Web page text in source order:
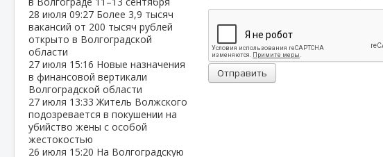
28 июля 09:27 Более 3,9 тысяч
вакансий от 200 тысяч рублей
открыто в Волгоградской
области
27 июля 15:16 Новые назначения
в финансовой вертикали
Волгоградской области
27 июля 13:33Житель Волжского
подозревается в покушении на
убийство жены с особой
жестокостью
26 июля 15:20 На Волгоградскую
Отправить